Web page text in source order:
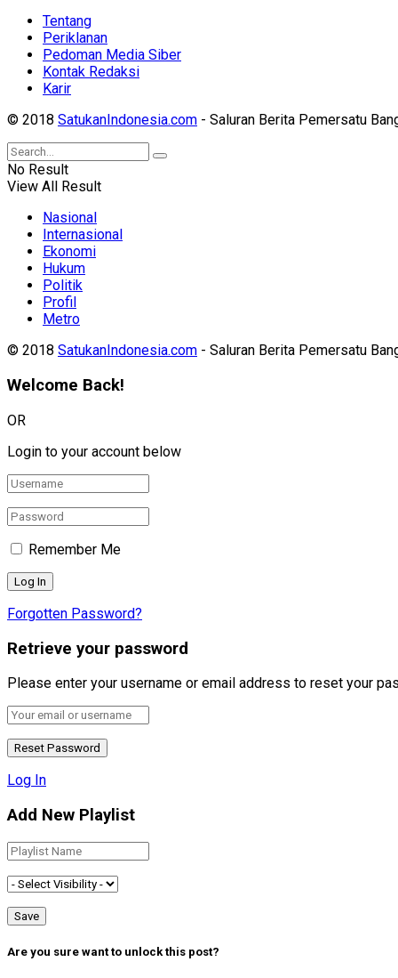
Tentang
Periklanan
Pedoman Media Siber
Kontak Redaksi
Karir
© 2018 SatukanIndonesia.com - Saluran Berita Pemersatu
No Result
View All Result
Nasional
Internasional
Ekonomi
Hukum
Politik
Profil
Metro
© 2018 SatukanIndonesia.com - Saluran Berita Pemersatu
Welcome Back!
OR
Login to your account below
Remember Me
Forgotten Password?
Retrieve your password
Please enter your username or email address to reset your
Log In
Add New Playlist
Are you sure want to unlock this post?